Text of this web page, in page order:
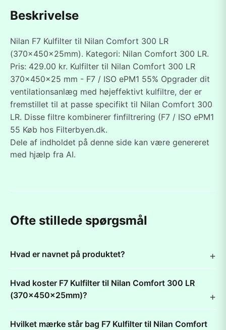
Beskrivelse
Nilan F7 Kulfilter til Nilan Comfort 300 LR
(370x450x25mm). Kategori: Nilan Comfort 300 LR.
Pris: 429.00 kr. Kulfilter til Nilan Comfort 300 LR
370x450x25 mm - F7 / ISO ePM1 55% Opgrader dit
ventilationsanlæg med højeffektivt kulfiltre, der er
fremstillet til at passe specifikt til Nilan Comfort 300
LR. Disse filtre kombinerer finfiltrering (F7 / ISO ePM1
55 Køb hos Filterbyen.dk.
Dele af indholdet på denne side kan være genereret
med hjælp fra AI.
Ofte stillede spørgsmål
Hvad er navnet på produktet?
Hvad koster F7 Kulfilter til Nilan Comfort 300 LR
(370x450x25mm)?
Hvilket mærke står bag F7 Kulfilter til Nilan Comfort